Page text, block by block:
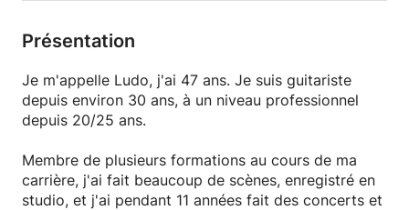
Je m'adapte aux élèves et à leur personnalité pour
les faire progresser sur un principe de base : le
C'est pour moi la clé pour rester motivé et pour
progresser.
professeur, j’ai toujours une grande motivation à
apprendre aux autres.
Présentation
Je m'appelle Ludo, j'ai 47 ans. Je suis guitariste
depuis environ 30 ans, à un niveau professionnel
depuis 20/25 ans.
Membre de plusieurs formations au cours de ma
carrière, j'ai fait beaucoup de scènes, enregistré en
studio, et j'ai pendant 11 années fait des concerts et